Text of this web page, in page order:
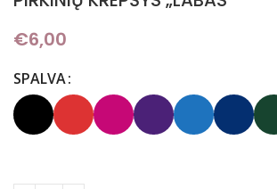
€6,00
SPALVA